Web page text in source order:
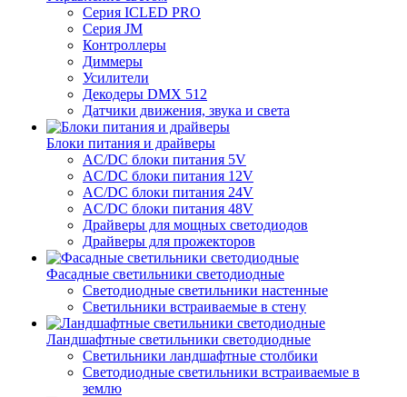
Серия ICLED PRO
Серия JM
Контроллеры
Диммеры
Усилители
Декодеры DMX 512
Датчики движения, звука и света
Блоки питания и драйверы
AC/DC блоки питания 5V
AC/DC блоки питания 12V
AC/DC блоки питания 24V
AC/DC блоки питания 48V
Драйверы для мощных светодиодов
Драйверы для прожекторов
Фасадные светильники светодиодные
Светодиодные светильники настенные
Светильники встраиваемые в стену
Ландшафтные светильники светодиодные
Светильники ландшафтные столбики
Светодиодные светильники встраиваемые в
землю